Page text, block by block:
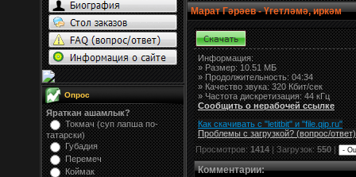
Опрос
Яраткан ашамлык?
Токмач (суп лапша по-
татарски)
Губадия
Перемеч
Коймак
Марат Гәрәев - Үгетләмә, иркәм
Информация:
»Размер:10.51 МБ
» Продолжительность: 04:34
» Качество звука: 320 Кбит/сек
» Частота дискретизация: 44 кГц
Сообщить о нерабочей ссылке
Как скачивать с "letitbit" и "file.qip.ru"
Проблемы с загрузкой? (вопрос/ответ)
Просмотров:1414| Загрузок:550|
Комментарии: